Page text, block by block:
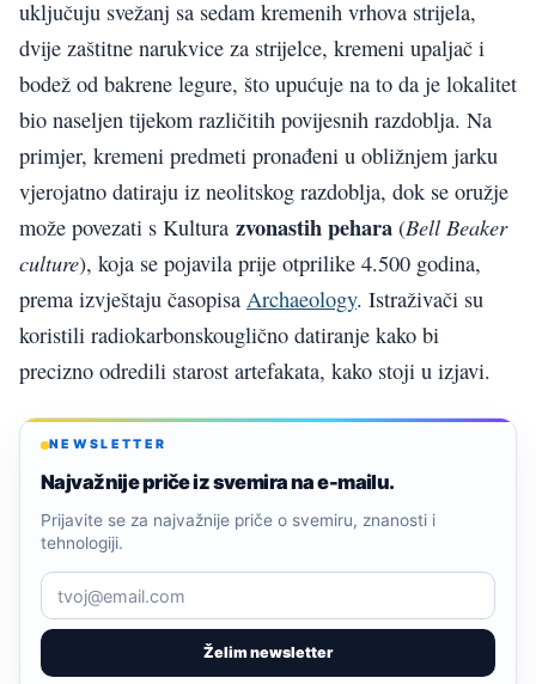
uključuju svežanj sa sedam kremenih vrhova strijela,
dvije zaštitne narukvice za strijelce, kremeni upaljač i
bodež od bakrene legure, što upućuje na to da je lokalitet
bio naseljen tijekom različitih povijesnih razdoblja. Na
primjer, kremeni predmeti pronađeni u obližnjem jarku
vjerojatno datiraju iz neolitskog razdoblja, dok se oružje
može povezati s Kultura zvonastih pehara (Bell Beaker
culture), koja se pojavila prije otprilike 4.500 godina,
prema izvještaju časopisa Archaeology. Istraživači su
koristili radiokarbonskouglično datiranje kako bi
precizno odredili starost artefakata, kako stoji u izjavi.
NEWSLETTER
Najvažnije priče iz svemira na e-mailu.
Želim newsletter
Prijavite se za najvažnije priče o svemiru, znanosti i
tehnologiji.